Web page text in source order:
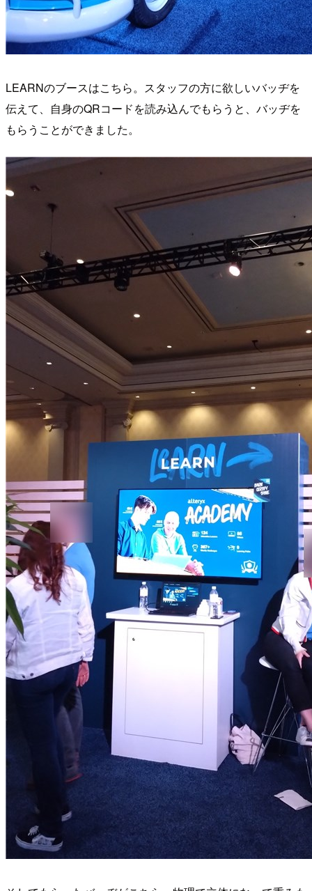
LEARNのブースはこちら。スタッフの方に欲しいバッヂを
伝えて、自身のQRコードを読み込んでもらうと、バッヂを
もらうことができました。